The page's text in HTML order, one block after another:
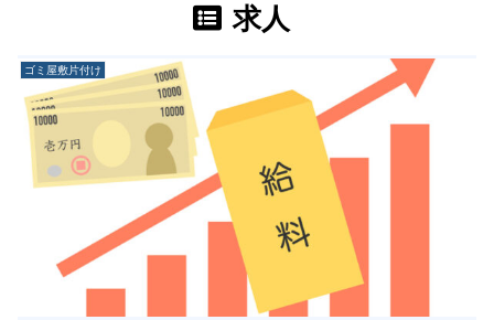
求人
ゴミ屋敷片付け